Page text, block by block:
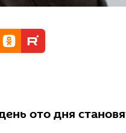
ото дня